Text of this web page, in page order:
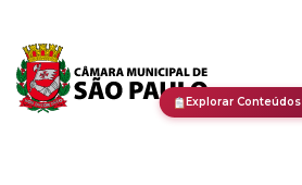
Explorar Conteúdos